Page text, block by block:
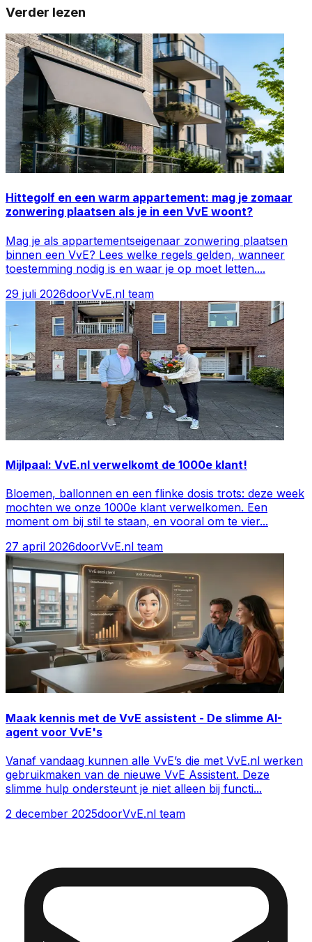
Verder lezen
Hittegolf en een warm appartement: mag je zomaar
zonwering plaatsen als je in een VvE woont?
Mag je als appartementseigenaar zonwering plaatsen
binnen een VvE? Lees welke regels gelden, wanneer
toestemming nodig is en waar je op moet letten....
29 juli 2026doorVvE.nl team
Mijlpaal: VvE.nl verwelkomt de 1000e klant!
Bloemen, ballonnen en een flinke dosis trots: deze week
mochten we onze 1000e klant verwelkomen. Een
moment om bij stil te staan, en vooral om te vier...
27 april 2026doorVvE.nl team
Maak kennis met de VvE assistent - De slimme AI-
agent voor VvE's
Vanaf vandaag kunnen alle VvE’s die met VvE.nl werken
gebruikmaken van de nieuwe VvE Assistent. Deze
slimme hulp ondersteunt je niet alleen bij functi...
2 december 2025doorVvE.nl team